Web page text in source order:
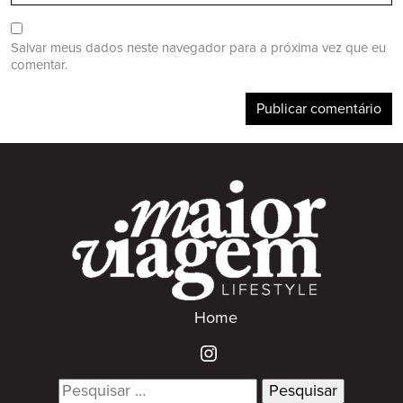
Salvar meus dados neste navegador para a próxima vez que eu
comentar.
Home
Search